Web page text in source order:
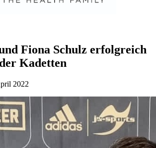
Fiona Schulz erfolgreich
Kadetten
2022